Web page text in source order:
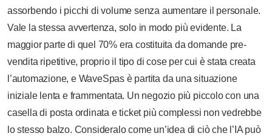
assorbendo i picchi di volume senza aumentare il personale.
Vale la stessa avvertenza, solo in modo più evidente. La
maggior parte di quel 70% era costituita da domande pre-
vendita ripetitive, proprio il tipo di cose per cui è stata creata
l’automazione, e WaveSpas è partita da una situazione
iniziale lenta e frammentata. Un negozio più piccolo con una
casella di posta ordinata e ticket più complessi non vedrebbe
lo stesso balzo. Consideralo come un’idea di ciò che l’IA può